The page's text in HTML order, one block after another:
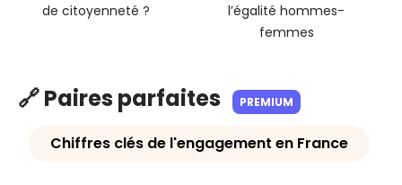
de citoyenneté ?
l’égalité hommes-
femmes
🔗 Paires parfaites PREMIUM
Chiffres clés de l'engagement en France